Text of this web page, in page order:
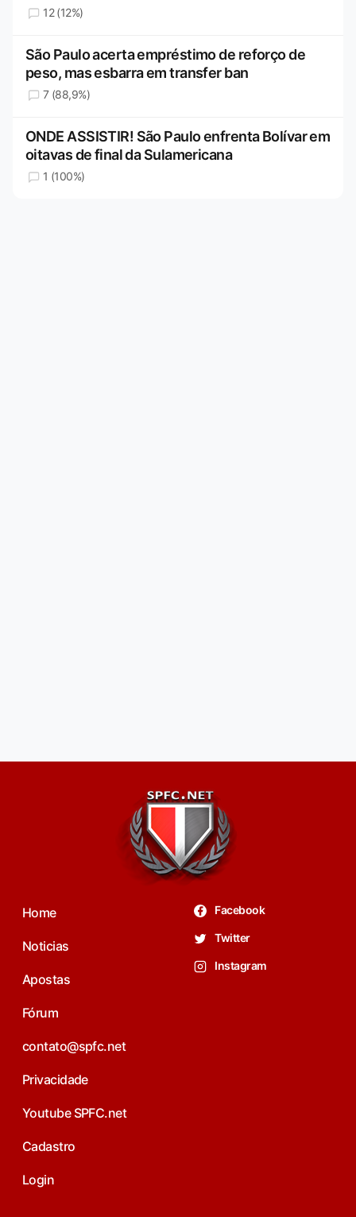
12 (12%)
São Paulo acerta empréstimo de reforço de
peso, mas esbarra em transfer ban
7 (88,9%)
ONDE ASSISTIR! São Paulo enfrenta Bolívar em
oitavas de final da Sulamericana
1 (100%)
Home
Noticias
Apostas
Fórum
contato@spfc.net
Privacidade
Youtube SPFC.net
Cadastro
Login
Facebook
Twitter
Instagram